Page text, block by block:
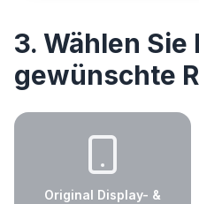
3. Wählen Sie
gewünschte
Original Display- &